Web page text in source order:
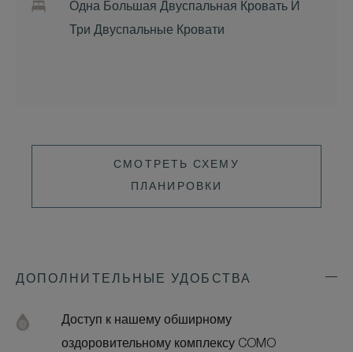
Одна Большая Двуспальная Кровать И
Три Двуспальные Кровати
СМОТРЕТЬ СХЕМУ
ПЛАНИРОВКИ
ДОПОЛНИТЕЛЬНЫЕ УДОБСТВА
Доступ к нашему обширному
оздоровительному комплексу COMO